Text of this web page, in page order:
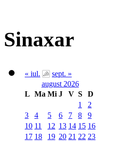
Sinaxar
« iul.
sept. »
august 2026
L Ma Mi J V S
D
1
2
3
4 5 6 7 8
9
10 11 12 13 14 15 16
17 18 19 20 21 22 23